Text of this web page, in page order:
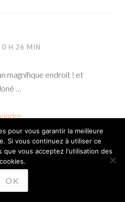
H 26 MIN
magnifique endroit ! et
…
À 12 H 59 MIN
pour vous garantir la meilleure
Si vous continuez à utiliser ce
que vous acceptez l'utilisation des
cookies.
OK